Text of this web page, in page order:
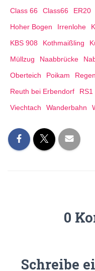
Class 66
Class66 ER20
Hoher Bogen
Irrenlohe
KBS 908
Kothmaißling
Müllzug
Naabbrücke
Oberteich
Poikam
Reuth bei Erbendorf
RS1
Viechtach
Wanderbahn
0
Schreibe